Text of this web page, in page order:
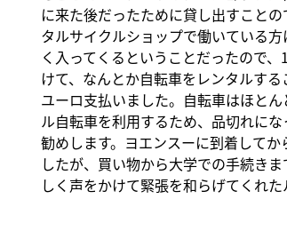
に来た後だったために貸し出すこと
タルサイクルショップで働いている
く入ってくるということだったので
けて、なんとか自転車をレンタルす
ユーロ支払いました。自転車はほと
ル自転車を利用するため、品切れに
勧めします。ヨエンスーに到着して
したが、買い物から大学での手続き
しく声をかけて緊張を和らげてくれ